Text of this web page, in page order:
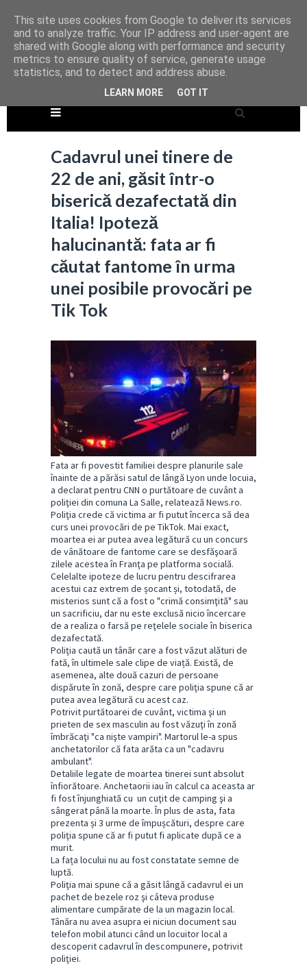
Cadavrul unei tinere de
22 de ani, găsit într-o
biserică dezafectată din
Italia! Ipoteză
halucinantă: fata ar fi
căutat fantome în urma
unei posibile provocări pe
Tik Tok
Fata ar fi povestit familiei despre planurile sale
înainte de a părăsi satul de lângă Lyon unde locuia,
a declarat pentru CNN o purtătoare de cuvânt a
poliţiei din comuna La Salle, relatează News.ro.
Poliţia crede că victima ar fi putut încerca să dea
curs unei provocări de pe TikTok. Mai exact,
moartea ei ar putea avea legătură cu un concurs
de vânătoare de fantome care se desfăşoară
zilele acestea în Franţa pe platforma socială.
Celelalte ipoteze de lucru pentru descifrarea
acestui caz extrem de șocant și, totodată, de
misterios sunt că a fost o "crimă consimţită" sau
un sacrificiu, dar nu este exclusă nicio încercare
de a realiza o farsă pe reţelele sociale în biserica
dezafectată.
Poliţia caută un tânăr care a fost văzut alături de
fată, în ultimele sale clipe de viață. Există, de
asemenea, alte două cazuri de persoane
dispărute în zonă, despre care poliţia spune că ar
putea avea legătură cu acest caz.
Potrivit purtătoarei de cuvânt, victima şi un
prieten de sex masculin au fost văzuţi în zonă
îmbrăcaţi "ca nişte vampiri". Martorul le-a spus
anchetatorilor că fata arăta ca un "cadavru
ambulant".
Detaliile legate de moartea tinerei sunt absolut
înfiorătoare. Anchetaorii iau în calcul ca aceasta ar
fi fost înjunghiată cu un cuţit de camping şi a
sângerat până la moarte. În plus de asta, fata
prezenta și 3 urme de împușcături, despre care
poliţia spune că ar fi putut fi aplicate după ce a
murit.
La fața locului nu au fost constatate semne de
luptă.
Poliţia mai spune că a găsit lângă cadavrul ei un
pachet de bezele roz şi câteva produse
alimentare cumpărate de la un magazin local.
Tânăra nu avea asupra ei niciun document sau
telefon mobil atunci când un locuitor local a
descoperit cadavrul în descompunere, potrivit
poliţiei.
This site uses cookies from Google to deliver its services
and to analyze traffic. Your IP address and user-agent are
shared with Google along with performance and security
metrics to ensure quality of service, generate usage
statistics, and to detect and address abuse.
LEARN MORE GOT IT